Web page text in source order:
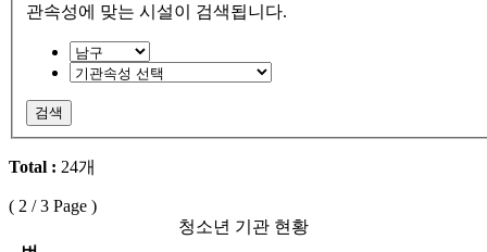
관속성에 맞는 시설이 검색됩니다.
검색
Total : 24개
( 2 / 3 Page )
청소년 기관 현황